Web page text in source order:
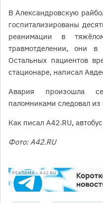
В Александровскую
госпитализированы
реанимации в
травмотделении, они в
Остальных пациентов
стационаре, написал
Авария произошла
паломниками следовал из
Как писал А42.RU, автобус
Фото: А42.RU
РЕКЛАМА • A42.RU